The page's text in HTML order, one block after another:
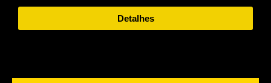
Detalhes